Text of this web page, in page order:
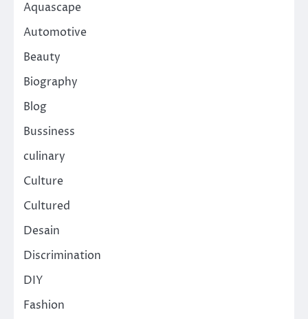
Aquascape
Automotive
Beauty
Biography
Blog
Bussiness
culinary
Culture
Cultured
Desain
Discrimination
DIY
Fashion